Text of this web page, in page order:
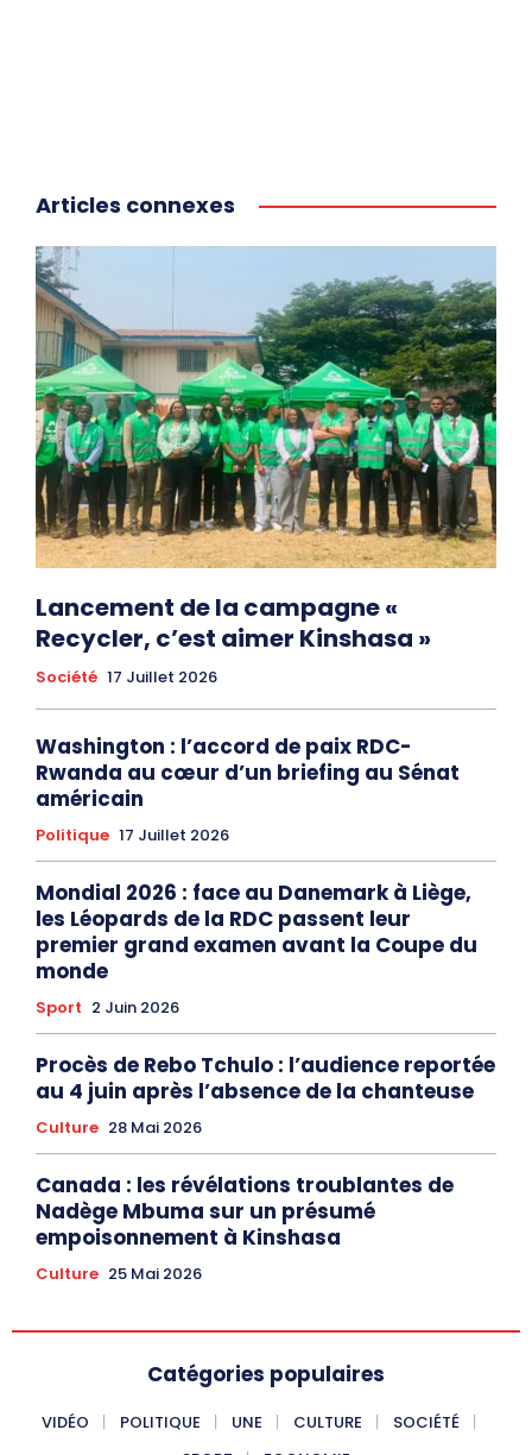
Articles connexes
Lancement de la campagne «
Recycler, c’est aimer Kinshasa »
Société 17 Juillet 2026
Washington : l’accord de paix RDC-
Rwanda au cœur d’un briefing au Sénat
américain
Politique 17 Juillet 2026
Mondial 2026 : face au Danemark à Liège,
les Léopards de la RDC passent leur
premier grand examen avant la Coupe du
monde
Sport 2 Juin 2026
Procès de Rebo Tchulo : l’audience reportée
au 4 juin après l’absence de la chanteuse
Culture 28 Mai 2026
Canada : les révélations troublantes de
Nadège Mbuma sur un présumé
empoisonnement à Kinshasa
Culture 25 Mai 2026
Catégories populaires
VIDÉO POLITIQUE UNE CULTURE
SOCIÉTÉ